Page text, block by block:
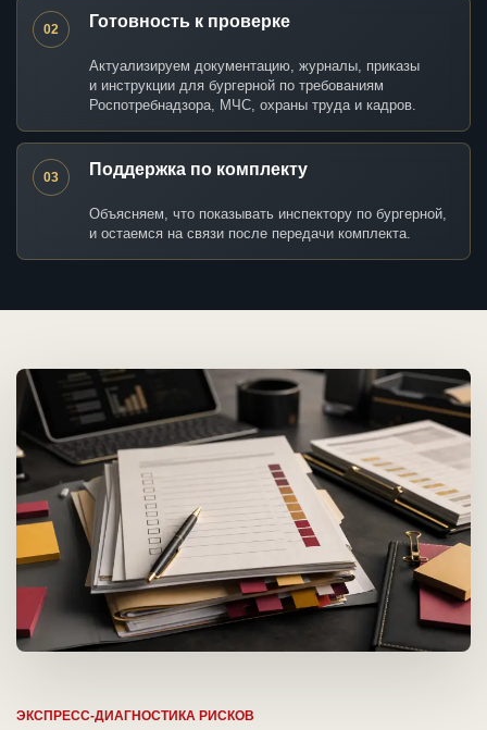
02 Готовность к проверке
Актуализируем документацию, журналы, приказы
и инструкции для бургерной по требованиям
Роспотребнадзора, МЧС, охраны труда и кадров.
03 Поддержка по комплекту
Объясняем, что показывать инспектору по бургерной,
и остаемся на связи после передачи комплекта.
ЭКСПРЕСС-ДИАГНОСТИКА РИСКОВ